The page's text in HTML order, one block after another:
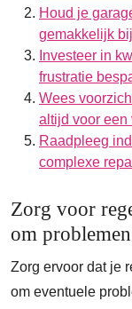
Houd je
gemakkelijk
Investeer in
frustratie
Wees
altijd voor een
Raadpleeg
complexe
Zorg voor
om
Zorg ervoor dat je
om eventuele